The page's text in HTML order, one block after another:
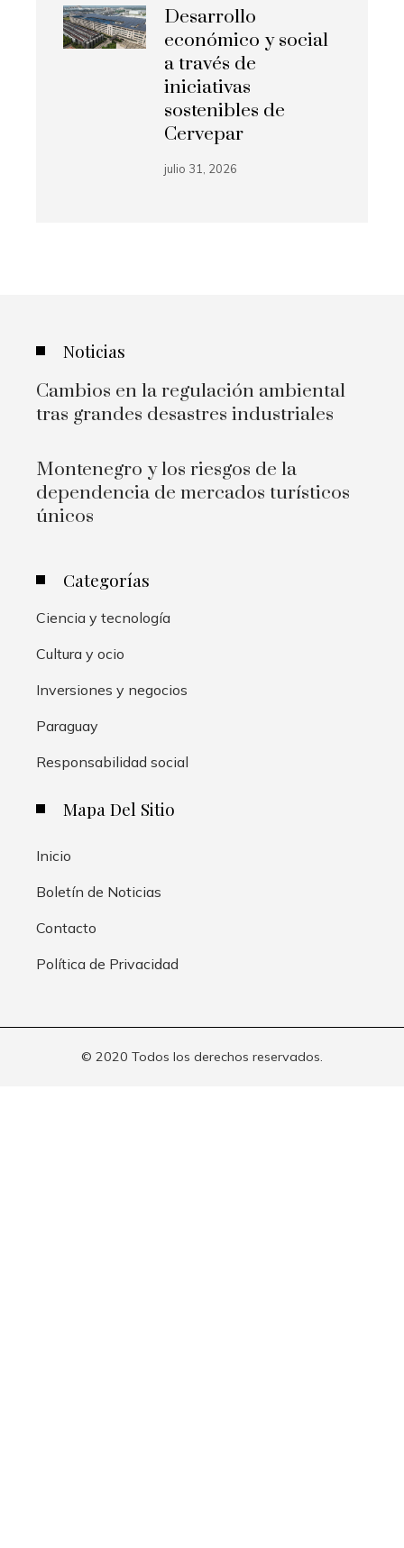
Desarrollo
económico y social
a través de
iniciativas
sostenibles de
Cervepar
julio 31, 2026
Noticias
Cambios en la regulación ambiental
tras grandes desastres industriales
Montenegro y los riesgos de la
dependencia de mercados turísticos
únicos
Categorías
Ciencia y tecnología
Cultura y ocio
Inversiones y negocios
Paraguay
Responsabilidad social
Mapa Del Sitio
Inicio
Boletín de Noticias
Contacto
Política de Privacidad
© 2020 Todos los derechos reservados.